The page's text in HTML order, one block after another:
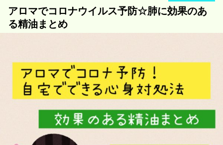
アロマでコロナウイルス予防☆肺に効果のあ
る精油まとめ